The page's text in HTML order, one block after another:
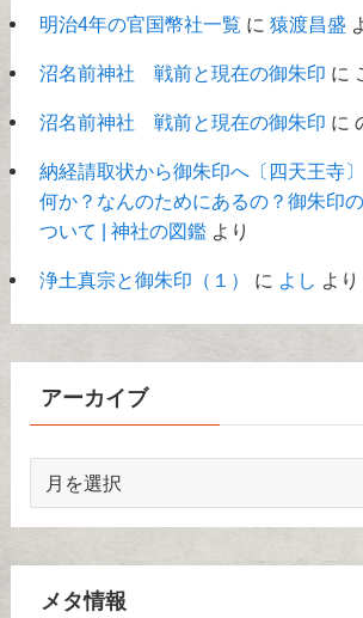
明治4年の官国幣社一覧 に 猿渡昌盛
沼名前神社 戦前と現在の御朱印 に
沼名前神社 戦前と現在の御朱印 に
納経請取状から御朱印へ〔四天王寺〕
何か？なんのためにあるの？御朱印
ついて | 神社の図鑑より
浄土真宗と御朱印（１） に よし より
アーカイブ
カ
イ
メタ情報